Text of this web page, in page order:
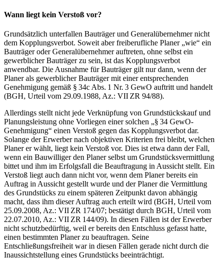
Wann liegt kein Verstoß vor?
Grundsätzlich unterfallen Bauträger und Generalübernehmer nicht
dem Kopplungsverbot. Soweit aber freiberufliche Planer „wie“ ein
Bauträger oder Generalübernehmer auftreten, ohne selbst ein
gewerblicher Bauträger zu sein, ist das Kopplungsverbot
anwendbar. Die Ausnahme für Bauträger gilt nur dann, wenn der
Planer als gewerblicher Bauträger mit einer entsprechenden
Genehmigung gemäß § 34c Abs. 1 Nr. 3 GewO auftritt und handelt
(BGH, Urteil vom 29.09.1988, Az.: VII ZR 94/88).
Allerdings stellt nicht jede Verknüpfung von Grundstückskauf und
Planungsleistung ohne Vorliegen einer solchen „§ 34 GewO-
Genehmigung“ einen Verstoß gegen das Kopplungsverbot dar.
Solange der Erwerber nach objektiven Kriterien frei bleibt, welchen
Planer er wählt, liegt kein Verstoß vor. Dies ist etwa dann der Fall,
wenn ein Bauwilliger den Planer selbst um Grundstücksvermittlung
bittet und ihm im Erfolgsfall die Beauftragung in Aussicht stellt. Ein
Verstoß liegt auch dann nicht vor, wenn dem Planer bereits ein
Auftrag in Aussicht gestellt wurde und der Planer die Vermittlung
des Grundstücks zu einem späteren Zeitpunkt davon abhängig
macht, dass ihm dieser Auftrag auch erteilt wird (BGH, Urteil vom
25.09.2008, Az.: VII ZR 174/07; bestätigt durch BGH, Urteil vom
22.07.2010, Az.: VII ZR 144/09). In diesen Fällen ist der Erwerber
nicht schutzbedürftig, weil er bereits den Entschluss gefasst hatte,
einen bestimmten Planer zu beauftragen. Seine
Entschließungsfreiheit war in diesen Fällen gerade nicht durch die
Inaussichtstellung eines Grundstücks beeinträchtigt.